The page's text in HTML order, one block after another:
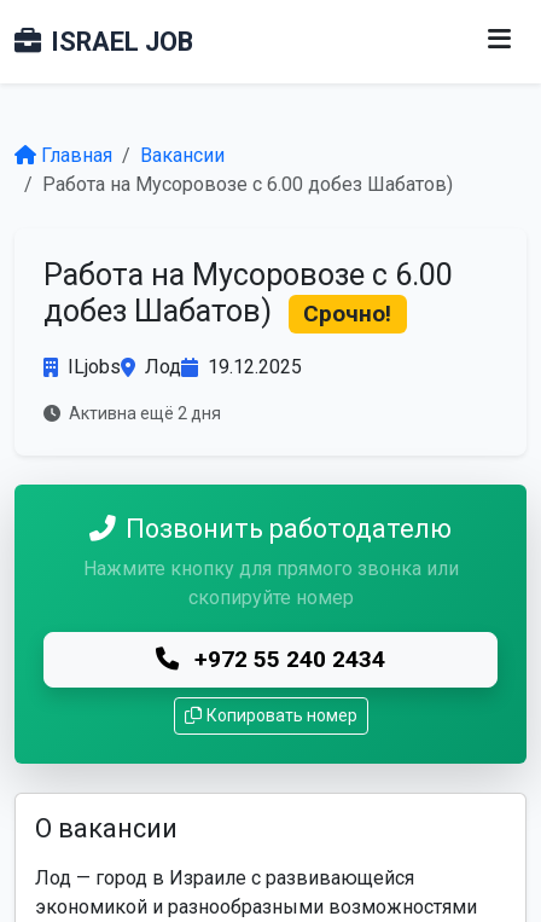
ISRAEL JOB
Главная
Вакансии
Работа на Мусоровозе с 6.00 добез Шабатов)
Работа на Мусоровозе с 6.00
добез Шабатов)
Срочно!
ILjobs Лод 19.12.2025
Активна ещё 2 дня
Позвонить работодателю
Нажмите кнопку для прямого звонка или
скопируйте номер
+972 55 240 2434
Копировать номер
О вакансии
Лод — город в Израиле с развивающейся
экономикой и разнообразными возможностями